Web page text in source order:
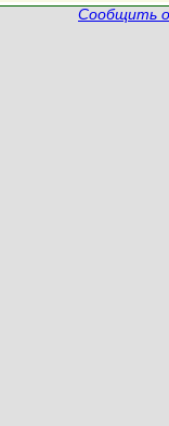
Сообщить о